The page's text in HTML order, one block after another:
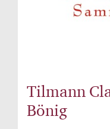
Tilmann
Bönig